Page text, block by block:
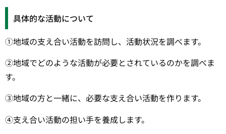
具体的な活動について
①地域の支え合い活動を訪問し、活動状況を調べます。
②地域でどのような活動が必要とされているのかを調べま
す。
③地域の方と一緒に、必要な支え合い活動を作ります。
④支え合い活動の担い手を養成します。